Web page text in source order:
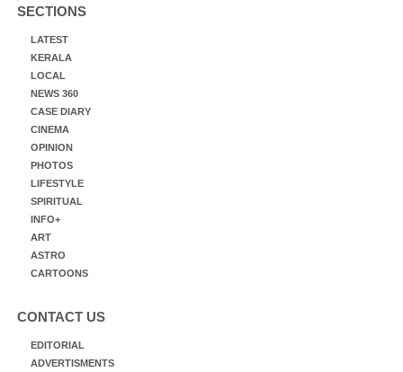
SECTIONS
LATEST
KERALA
LOCAL
NEWS 360
CASE DIARY
CINEMA
OPINION
PHOTOS
LIFESTYLE
SPIRITUAL
INFO+
ART
ASTRO
CARTOONS
CONTACT US
EDITORIAL
ADVERTISMENTS